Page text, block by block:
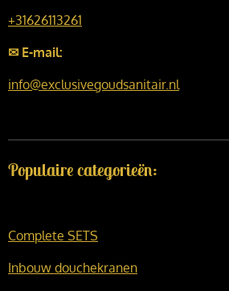
+31626113261
✉ E-mail:
info@exclusivegoudsanitair.nl
Populaire categorieën:
Complete SETS
Inbouw douchekranen